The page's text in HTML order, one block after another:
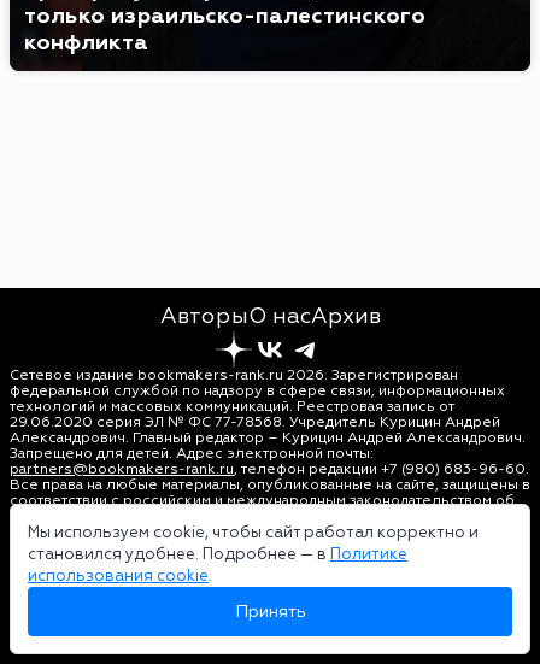
Мы используем cookie, чтобы сайт работал корректно и
становился удобнее. Подробнее — в Политике
использования cookie.
Принять
только израильско-палестинского
конфликта
АвторыО насАрхив
Сетевое издание bookmakers-rank.ru 2026. Зарегистрирован
федеральной службой по надзору в сфере связи, информационных
технологий и массовых коммуникаций. Реестровая запись от
29.06.2020 серия ЭЛ № ФС 77-78568. Учредитель Курицин Андрей
Александрович. Главный редактор – Курицин Андрей Александрович.
Запрещено для детей. Адрес электронной почты:
partners@bookmakers-rank.ru, телефон редакции +7 (980) 683-96-60.
Все права на любые материалы, опубликованные на сайте, защищены в
соответствии с российским и международным законодательством об
фото, аудио и видеоматериалов возможно только с согласия
правообладателя (bookmakers-rank.ru). Персональные данные (ФЗ
152). При полном или частичном использовании материалов
bookmakers-rank.ru активная индексируемая гиперссылка на
исходный материал обязательна. Оригинал текста:
|
Политика использования cookie